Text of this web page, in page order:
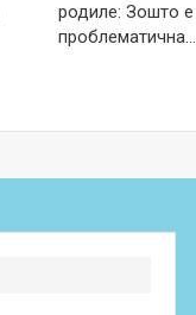
родиле: Зошто е
проблематична…